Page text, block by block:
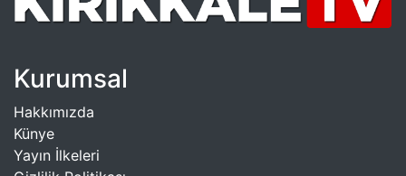
Kurumsal
Hakkımızda
Künye
Yayın İlkeleri